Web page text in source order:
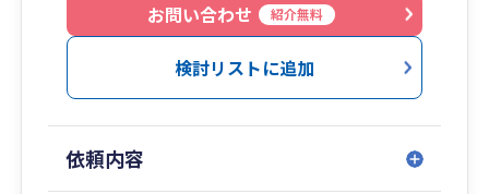
お問い合わせ
紹介無料
検討リストに追加
依頼内容